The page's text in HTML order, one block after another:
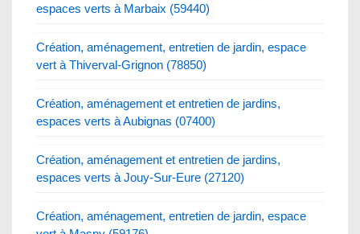
espaces verts à Marbaix (59440)
Création, aménagement, entretien de jardin, espace
vert à Thiverval-Grignon (78850)
Création, aménagement et entretien de jardins,
espaces verts à Aubignas (07400)
Création, aménagement et entretien de jardins,
espaces verts à Jouy-Sur-Eure (27120)
Création, aménagement, entretien de jardin, espace